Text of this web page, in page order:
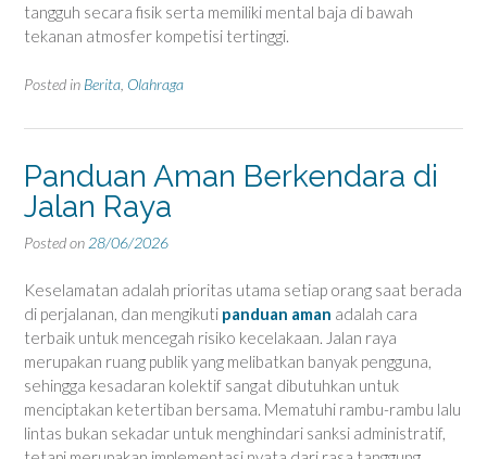
tangguh secara fisik serta memiliki mental baja di bawah
tekanan atmosfer kompetisi tertinggi.
Posted in Berita Olahraga
Panduan Aman Berkendara di
Jalan Raya
Posted on 28/06/2026
Keselamatan adalah prioritas utama setiap orang saat berada
di perjalanan, dan mengikuti panduan aman adalah cara
terbaik untuk mencegah risiko kecelakaan. Jalan raya
merupakan ruang publik yang melibatkan banyak pengguna,
sehingga kesadaran kolektif sangat dibutuhkan untuk
menciptakan ketertiban bersama. Mematuhi rambu-rambu lalu
lintas bukan sekadar untuk menghindari sanksi administratif,